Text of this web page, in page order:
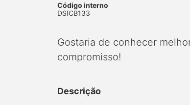
Código interno
DSICB133
Gostaria de conhecer
compromisso!
Descrição